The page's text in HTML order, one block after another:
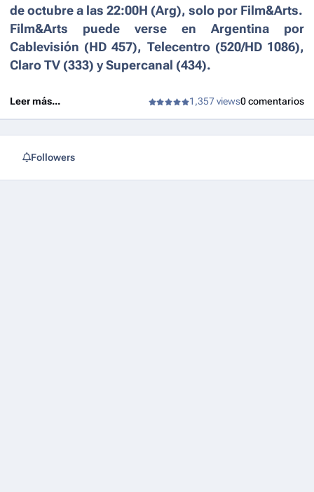
de octubre a las 22:00H (Arg), solo por Film&Arts.
Film&Arts puede verse en Argentina por
Cablevisión (HD 457), Telecentro (520/HD 1086),
Claro TV (333) y Supercanal (434).
Leer más... 1,357 views0 comentarios
Followers